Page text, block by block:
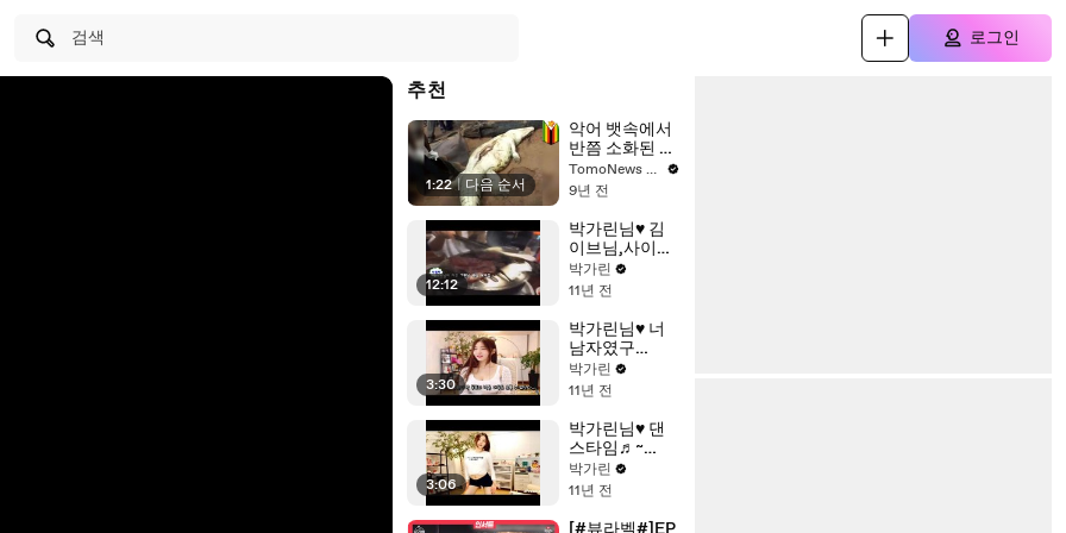
검색 로그인
추천
1:22 | 다음 순서
악어 뱃속에서
반쯤 소화된 8
살짜리 남자어
린이 발견돼
TomoNews Korea
9년 전
12:12
박가린님♥ 김
이브님,사이다
님과 함께하는
세자매 외식먹
박가린
11년 전
3:30
박가린님♥ 너
남자였구
나..........? 마이
크..
박가린
11년 전
3:06
박가린님♥ 댄
스타임♬~
Riding
박가린
11년 전